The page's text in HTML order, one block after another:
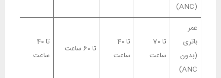
(ANC)
عمر
باتری
(بدون
ANC)
تا 70
ساعت
تا 40
ساعت
تا 60 ساعت
تا 40
ساعت